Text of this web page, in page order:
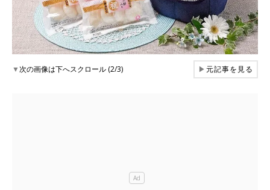
▼次の画像は下へスクロール (2/3) ▶元記事を見る